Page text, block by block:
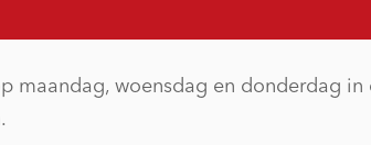
maandag, woensdag en donderdag